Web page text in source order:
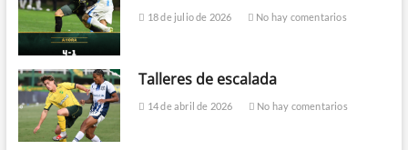
18 de julio de 2026 No hay comentarios
Talleres de escalada
14 de abril de 2026 No hay comentarios